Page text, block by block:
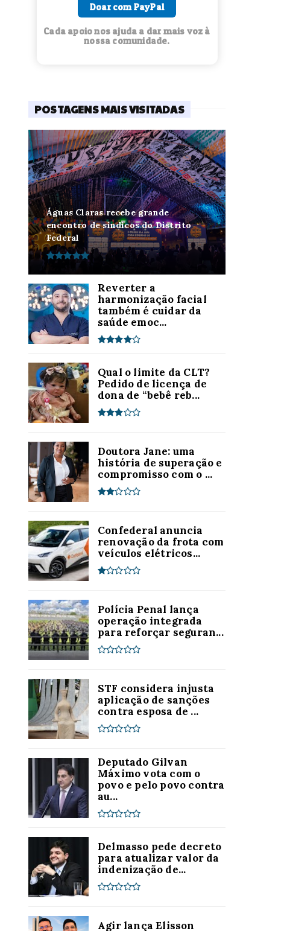
Doar com PayPal
Cada apoio nos ajuda a dar mais voz à
nossa comunidade.
POSTAGENS MAIS VISITADAS
Águas Claras recebe grande
encontro de síndicos do Distrito
Federal
Reverter a
harmonização facial
também é cuidar da
saúde emoc...
Qual o limite da CLT?
Pedido de licença de
dona de “bebê reb...
Doutora Jane: uma
história de superação e
compromisso com o ...
Confederal anuncia
renovação da frota com
veículos elétricos...
Polícia Penal lança
operação integrada
para reforçar seguran...
STF considera injusta
aplicação de sanções
contra esposa de ...
Deputado Gilvan
Máximo vota com o
povo e pelo povo contra
au...
Delmasso pede decreto
para atualizar valor da
indenização de...
Agir lança Elisson